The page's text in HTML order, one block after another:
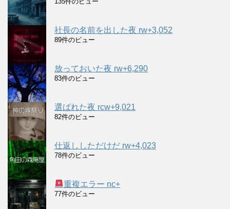
社長の名前を出した夜 rw+3,052
89件のビュー
放っておいた夜 rw+6,290
83件のビュー
選ばれた夜 rcw+9,021
82件のビュー
仕返ししただけだ rw+4,023
78件のビュー
重複エラー nc+
77件のビュー